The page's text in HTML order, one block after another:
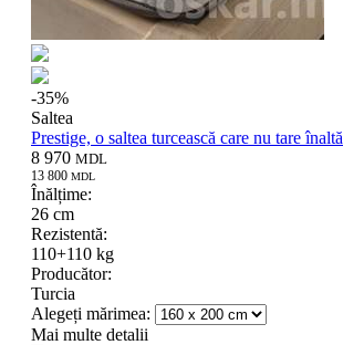
-35%
Saltea
Prestige, o saltea turcească care nu tare înaltă
8 970 MDL
13 800 MDL
Înălțime:
26 cm
Rezistentă:
110+110 kg
Producător:
Turcia
Alegeți mărimea:
Mai multe detalii